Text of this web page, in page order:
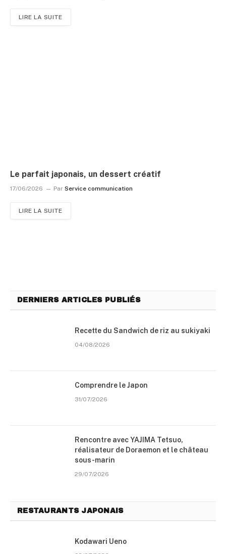
LIRE LA SUITE
Le parfait japonais, un dessert créatif
17/06/2026 Par Service communication
LIRE LA SUITE
DERNIERS ARTICLES PUBLIÉS
Recette du Sandwich de riz au sukiyaki
04/08/2026
Comprendre le Japon
31/07/2026
Rencontre avec YAJIMA Tetsuo,
réalisateur de Doraemon et le château
sous-marin
29/07/2026
RESTAURANTS JAPONAIS
Kodawari Ueno